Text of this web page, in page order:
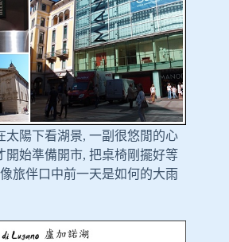
太陽下看湖景, 一副很悠閒的心
開始準備開市, 把桌椅剛擺好等
旅伴口中前一天是如何的大雨